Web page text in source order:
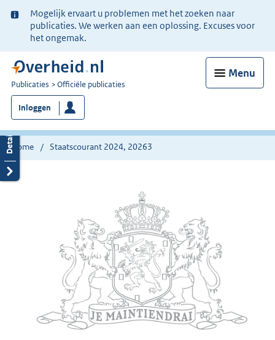
Ter
informatie:
Mogelijk ervaart u problemen met het zoeken naar
publicaties. We werken aan een oplossing. Excuses voor
het ongemak.
Menu
U
bent
nu
hier:
Publicaties Officiële publicaties
Inloggen
Home Staatscourant 2024, 20263